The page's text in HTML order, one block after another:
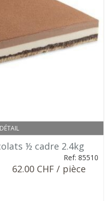
½ cadre 2.4kg
Ref: 85510
62.00 CHF / pièce